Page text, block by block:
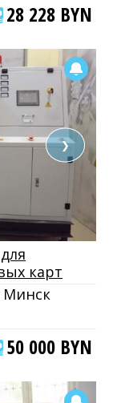
28 228 BYN
❯
карт
Минск
50 000 BYN